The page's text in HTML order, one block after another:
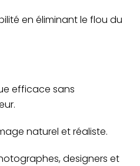
en éliminant le flou du
efficace sans
naturel et réaliste.
designers et